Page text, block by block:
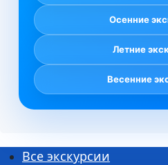
Осенние
Летние
Весенние
Все экскурсии